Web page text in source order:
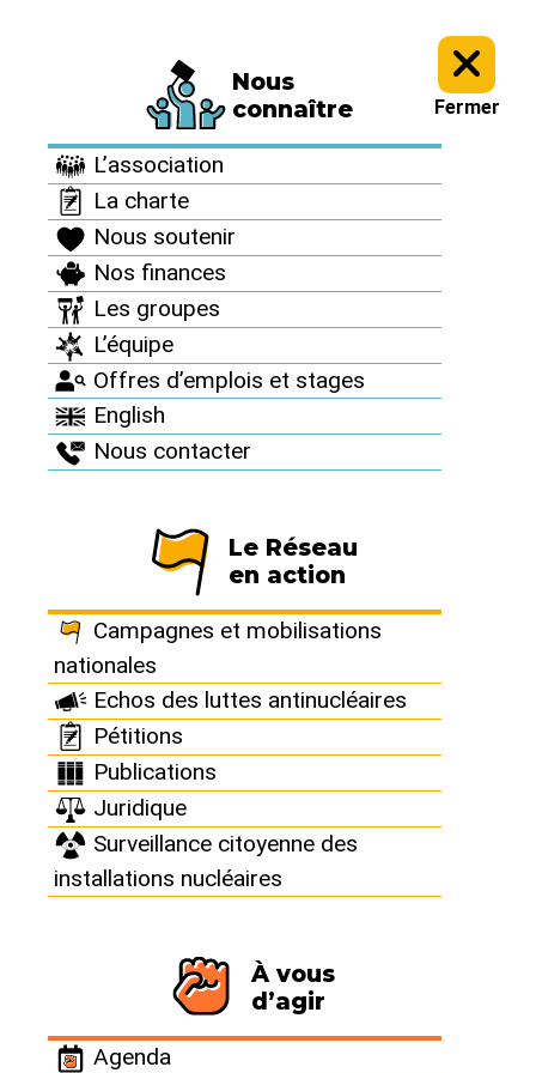
Nous
connaître
L’association
La charte
Nous soutenir
Nos finances
Les groupes
L’équipe
Offres d’emplois et stages
English
Nous contacter
Le Réseau
en action
Campagnes et mobilisations
nationales
Echos des luttes antinucléaires
Pétitions
Publications
Juridique
Surveillance citoyenne des
installations nucléaires
À vous
d’agir
Agenda
Fermer
À vous d’agir > Agenda >
Agenda
2024
23
mai
ACTIONS
Manifestation au
pied des tours
aéroréfrigérantes
de Belleville
Belleville-sur-Loire (18240) -
Centre-Val-De-Loire
nucléaire Berry-Giennois-Pusaye vous attend au